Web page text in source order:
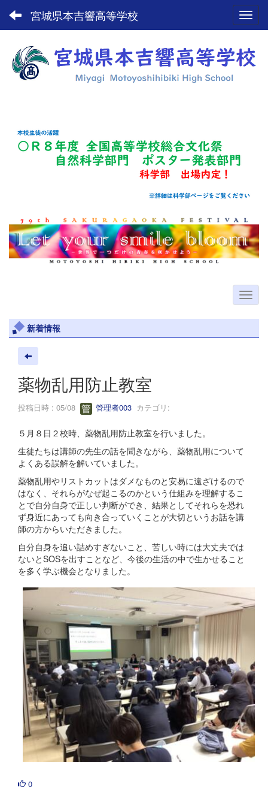
宮城県本吉響高等学校
新着情報
薬物乱用防止教室
投稿日時 : 05/08 管理者003 カテゴリ:
５月８日２校時、薬物乱用防止教室を行いました。
生徒たちは講師の先生の話を聞きながら、薬物乱用について
よくある誤解を解いていました。
薬物乱用やリストカットはダメなものと安易に遠ざけるので
はなく、それらがなぜ起こるのかという仕組みを理解するこ
とで自分自身で正しい判断ができ、結果としてそれらを恐れ
ず身近にあっても向き合っていくことが大切というお話を講
師の方からいただきました。
自分自身を追い詰めすぎないこと、苦しい時には大丈夫では
ないとSOSを出すことなど、今後の生活の中で生かせること
を多く学ぶ機会となりました。
0